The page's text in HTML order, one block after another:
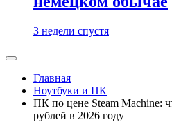
3 недели спустя
Главная
Ноутбуки и ПК
ПК по цене Steam Machine:
рублей в 2026 году